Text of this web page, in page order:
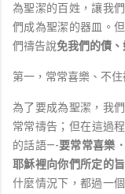
為聖潔的百姓，讓我
們成為聖潔的器皿。
們禱告說免我們的債、
第一，常常喜樂、不
為了要成為聖潔，我
常常禱告；但在這過
的話語—-要常常喜樂
耶穌裡向你們所定的
什麼情況下，都過一